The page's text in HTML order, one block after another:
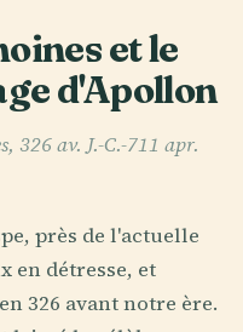
et le
d'Apollon
326 av. J.-C.-711 apr.
près de l'actuelle
en détresse, et
326 avant notre ère.